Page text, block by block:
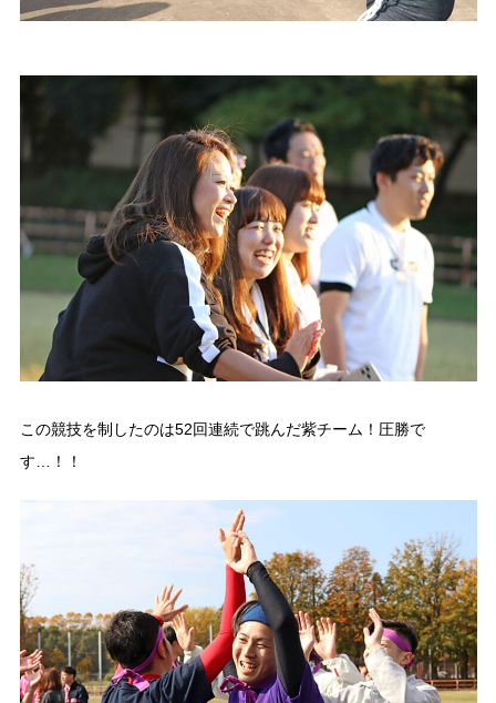
この競技を制したのは52回連続で跳んだ紫チーム！圧勝で
す…！！